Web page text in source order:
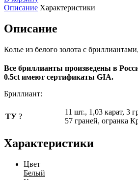
Описание Характеристики
Описание
Колье из белого золота с
Все бриллианты произведены в
0.5ct имеют сертификаты GIA.
Бриллиант:
ТУ ?
11 шт., 1,03 карат, 3
57 граней, огранка
Характеристики
Цвет
Белый